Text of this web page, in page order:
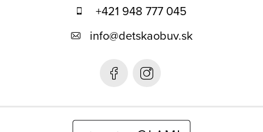
+421 948 777 045
info@detskaobuv.sk